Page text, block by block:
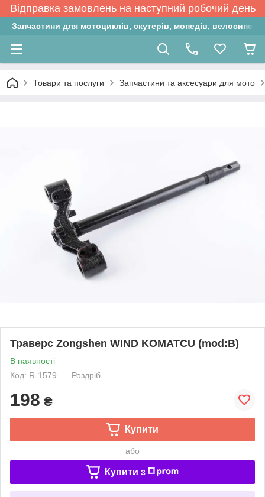
Відправка замовлень на наступний робочий день
Запчастини для мотоциклів, скутерів, мопедів,
Товари та послуги Запчастини та аксесуари для мото
Траверс Zongshen WIND KOMATCU (mod:B)
В наявності
Код: R-1579
Роздріб
198 ₴
Купити
або
Купити з